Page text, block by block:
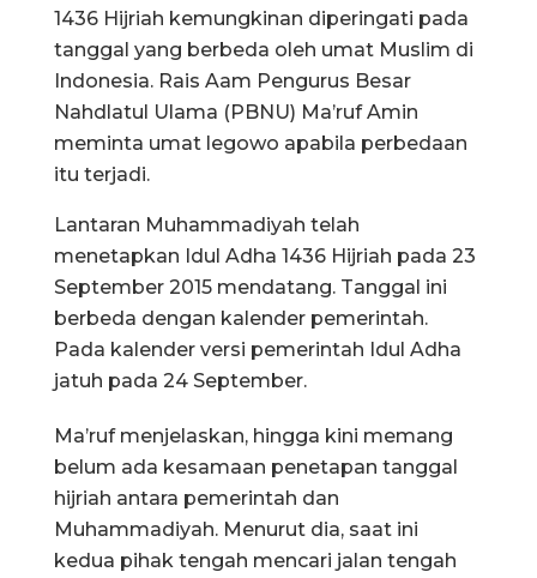
1436 Hijriah kemungkinan diperingati pada
tanggal yang berbeda oleh umat Muslim di
Indonesia. Rais Aam Pengurus Besar
Nahdlatul Ulama (PBNU) Ma’ruf Amin
meminta umat legowo apabila perbedaan
itu terjadi.
Lantaran Muhammadiyah telah
menetapkan Idul Adha 1436 Hijriah pada 23
September 2015 mendatang. Tanggal ini
berbeda dengan kalender pemerintah.
Pada kalender versi pemerintah Idul Adha
jatuh pada 24 September.
Ma’ruf menjelaskan, hingga kini memang
belum ada kesamaan penetapan tanggal
hijriah antara pemerintah dan
Muhammadiyah. Menurut dia, saat ini
kedua pihak tengah mencari jalan tengah